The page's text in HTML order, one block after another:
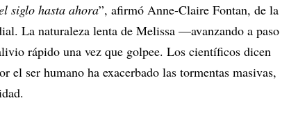
siglo hasta ahora”, afirmó Anne-Claire Fontan, de la
La naturaleza lenta de Melissa —avanzando a paso
rápido una vez que golpee. Los científicos dicen
el ser humano ha exacerbado las tormentas masivas,